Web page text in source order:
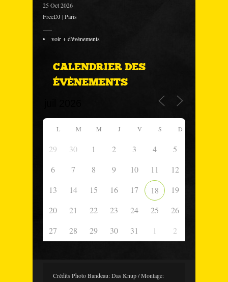
25 Oct 2026
FreeDJ | Paris
voir + d'évènements
CALENDRIER DES
ÉVÈNEMENTS
L M M J V S D
29 30 1 2 3 4
5
6
7 8 9 10 11
12
13
14 15 16 17 18
19
20
21 22 23 24 25
26
27
28 29 30 31 1 2
Crédits Photo Bandeau: Das Knup / Montage: